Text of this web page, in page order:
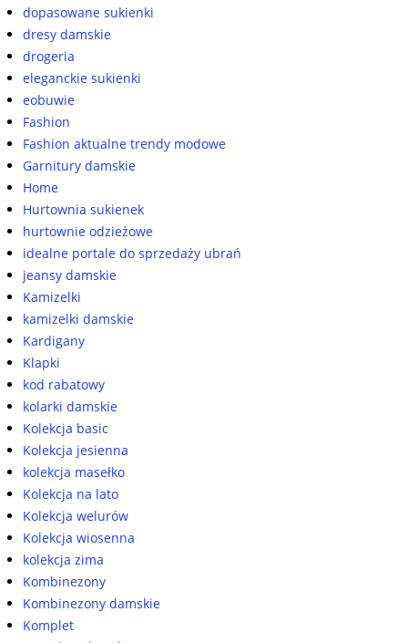
dopasowane sukienki
dresy damskie
drogeria
eleganckie sukienki
eobuwie
Fashion
Fashion aktualne trendy modowe
Garnitury damskie
Home
Hurtownia sukienek
hurtownie odzieżowe
idealne portale do sprzedaży ubrań
jeansy damskie
Kamizelki
kamizelki damskie
Kardigany
Klapki
kod rabatowy
kolarki damskie
Kolekcja basic
Kolekcja jesienna
kolekcja masełko
Kolekcja na lato
Kolekcja welurów
Kolekcja wiosenna
kolekcja zima
Kombinezony
Kombinezony damskie
Komplet